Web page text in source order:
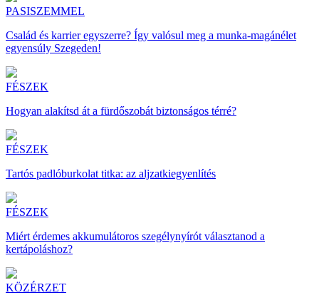
PASISZEMMEL
Család és karrier egyszerre? Így valósul meg a munka-magánélet
egyensúly Szegeden!
FÉSZEK
Hogyan alakítsd át a fürdőszobát biztonságos térré?
FÉSZEK
Tartós padlóburkolat titka: az aljzatkiegyenlítés
FÉSZEK
Miért érdemes akkumulátoros szegélynyírót választanod a
kertápoláshoz?
KÖZÉRZET